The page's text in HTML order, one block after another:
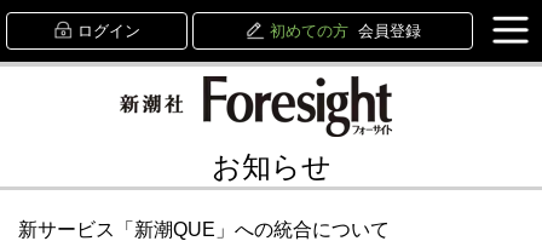
ログイン 初めての方 会員登録
お知らせ
新サービス「新潮QUE」への統合について